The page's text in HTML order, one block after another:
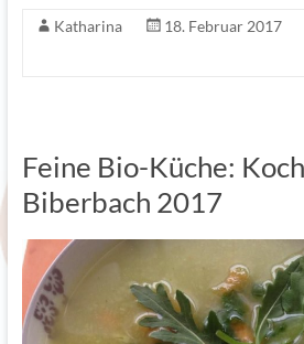
Katharina 18. Februar 2017
Feine Bio-Küche:
Biberbach 2017